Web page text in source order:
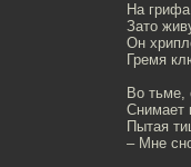
На
Зато
Он
Гремя
Во тьме,
Снимает
Пытая
– Мне